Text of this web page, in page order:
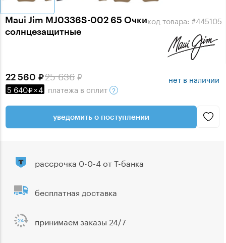
Maui Jim MJ0336S-002 65 Очки
солнцезащитные
код товара: #445105
25 636
22 560
5 640 ×4 платежа в сплит
нет в наличии
уведомить о поступлении
рассрочка 0-0-4 от Т-банка
бесплатная доставка
принимаем заказы 24/7